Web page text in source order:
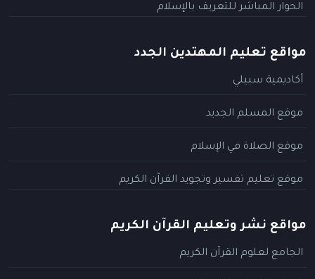
الحوار المباشر للتعريف بالإسلام
مواقع تعليم المهتدين الجدد
أكاديمية سبيلي
موقع المسلم الجديد
موقع الصلاة في الإسلام
موقع تعليم تفسير وتجويد القرآن الكريم
مواقع نشر وتعليم القرآن الكريم
الجامع لعلوم القرآن الكريم